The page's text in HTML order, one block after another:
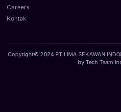
Careers
Kontak
Copyright© 2024 PT LIMA SEKAWAN
by Tech Team